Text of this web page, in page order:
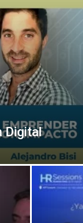
Digital